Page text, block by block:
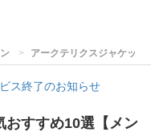
アークテリクスジャケッ
ス終了のお知らせ
おすすめ10選【メン